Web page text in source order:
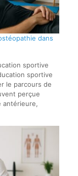
dans
sportive
sportive
le parcours de
perçue
antérieure,